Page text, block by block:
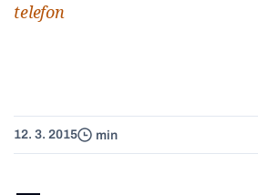
telefon
12. 3. 2015 min